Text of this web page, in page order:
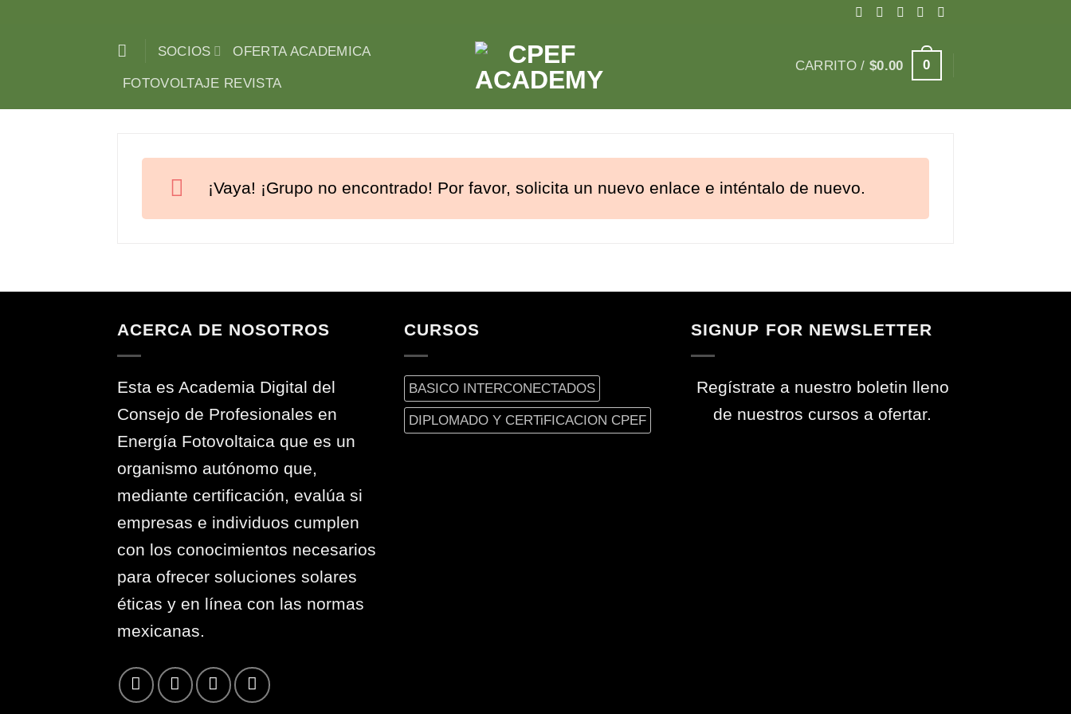
SOCIOS
OFERTA ACADEMICA
FOTOVOLTAJE REVISTA
CARRITO /$0.00 0
¡Vaya! ¡Grupo no encontrado! Por favor, solicita un nuevo enlace e inténtalo de nuevo.
ACERCA DE NOSOTROS
Esta es Academia Digital del
Consejo de Profesionales en
Energía Fotovoltaica que es un
organismo autónomo que,
mediante certificación, evalúa si
empresas e individuos cumplen
con los conocimientos necesarios
para ofrecer soluciones solares
éticas y en línea con las normas
mexicanas.
CURSOS
BASICO INTERCONECTADOS
DIPLOMADO Y CERTiFICACION CPEF
SIGNUP FOR NEWSLETTER
Regístrate a nuestro boletin lleno
de nuestros cursos a ofertar.